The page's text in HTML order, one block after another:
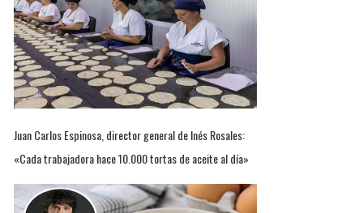
Juan Carlos Espinosa, director general de Inés Rosales:
«Cada trabajadora hace 10.000 tortas de aceite al día»